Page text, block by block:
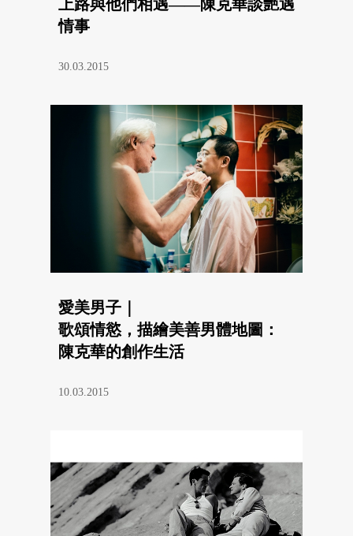
上路與他們相遇——陳克華談艷遇
情事
30.03.2015
愛美男子｜
歌頌情慾，描繪美善男體地圖：
陳克華的創作生活
10.03.2015